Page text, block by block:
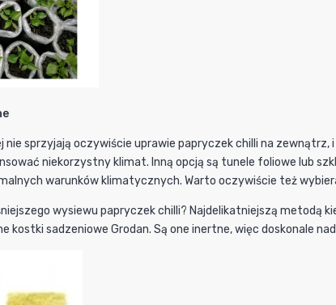
nie sprzyjają oczywiście uprawie papryczek chilli na zewnątrz,
niekorzystny klimat. Inną opcją są tunele foliowe lub
warunków klimatycznych. Warto oczywiście też
wysiewu papryczek chilli? Najdelikatniejszą metodą
kostki sadzeniowe Grodan. Są one inertne, więc doskonale